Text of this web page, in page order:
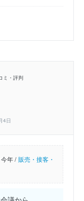
ミ・評判
4日
今年 / 販売・接客・